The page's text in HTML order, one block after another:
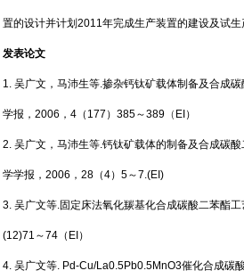
置的设计并计划2011年完成生产装置的建设及试生
发表论文
1.吴广文，马沛生等 .掺杂钙钛矿载体制备及合成
学报，2006 ，4 （ 177 ）385～389 （ EI）
2.吴广文，马沛生等 .钙钛矿载体的制备及合成碳
学学报，2006 ，28 （4）5～7.(EI)
3.吴广文等 固定床法氧化羰基化合成碳酸二苯酯工
(12)71 ～74 （ EI）
4.吴广文等 . Pd-Cu/La0.5Pb0.5MnO3催化合成碳